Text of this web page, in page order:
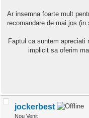
Ar insemna foarte mult
recomandare de mai jos
Faptul ca suntem apreciati
implicit sa oferim
jockerbest
Nou Venit